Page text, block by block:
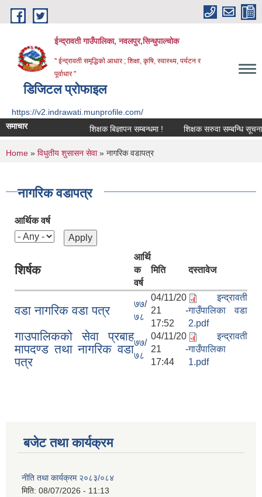
Skip to main content
ईन्द्रावती गाउँपालिका, नवलपुर,सिन्धुपाल्चाेक
'' ईन्द्रावती समृद्धिकाे आधार ; शिक्षा, कृषि, स्वास्थ्य, पर्यटन र
पूर्वाधार ''
डिजिटल प्रोफाइल
https://v2.indrawati.munprofile.com/
समाचार
शिक्षक बिज्ञापन सम्बन्धमा ! शिक्षक सरुवा सम्बन्धि सूचना !
You are here
Home » विधुतीय शुसासन सेवा» नागरिक वडापत्र
नागरिक वडापत्र
आर्थिक वर्ष
शिर्षक
आर्थि
क
वर्ष
मिति दस्तावेज
वडा नागरिक वडा पत्र
७७/
७८
04/11/20
21 -
17:52
इन्द्रावती
गाउँपालिका वडा
2.pdf
गाउपालिकको सेवा प्रबाह
मापदण्ड तथा नागरिक वडा
पत्र
७७/
७८
04/11/20
21 -
17:44
इन्द्रावती
गाउँपालिका
1.pdf
बजेट तथा कार्यक्रम
नीति तथा कार्यक्रम २०८३/०८४
मिति: 08/07/2026 - 11:13